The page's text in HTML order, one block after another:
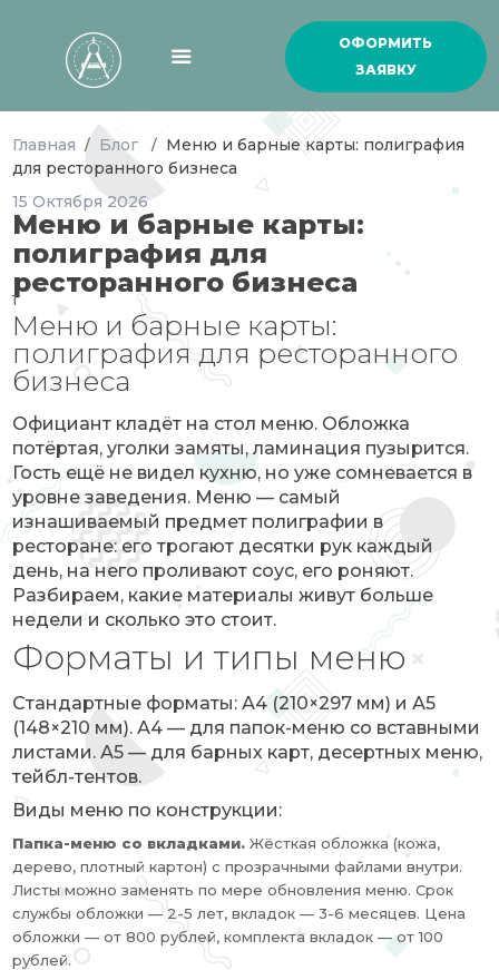
ОФОРМИТЬ
ЗАЯВКУ
Главная / Блог / Меню и барные карты: полиграфия
для ресторанного бизнеса
15 Октября 2026
Меню и барные карты:
полиграфия для
ресторанного бизнеса
1
Меню и барные карты:
полиграфия для ресторанного
бизнеса
Официант кладёт на стол меню. Обложка
потёртая, уголки замяты, ламинация пузырится.
Гость ещё не видел кухню, но уже сомневается в
уровне заведения. Меню — самый
изнашиваемый предмет полиграфии в
ресторане: его трогают десятки рук каждый
день, на него проливают соус, его роняют.
Разбираем, какие материалы живут больше
недели и сколько это стоит.
Форматы и типы меню
Стандартные форматы: А4 (210×297 мм) и А5
(148×210 мм). А4 — для папок-меню со вставными
листами. А5 — для барных карт, десертных меню,
тейбл-тентов.
Виды меню по конструкции:
Папка-меню со вкладками. Жёсткая обложка (кожа,
дерево, плотный картон) с прозрачными файлами внутри.
Листы можно заменять по мере обновления меню. Срок
службы обложки — 2-5 лет, вкладок — 3-6 месяцев. Цена
обложки — от 800 рублей, комплекта вкладок — от 100
рублей.